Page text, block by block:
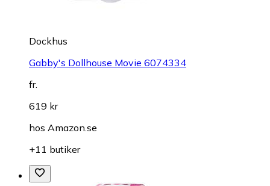
Dockhus
Gabby's Dollhouse Movie 6074334
fr.
619 kr
hos Amazon.se
+11 butiker